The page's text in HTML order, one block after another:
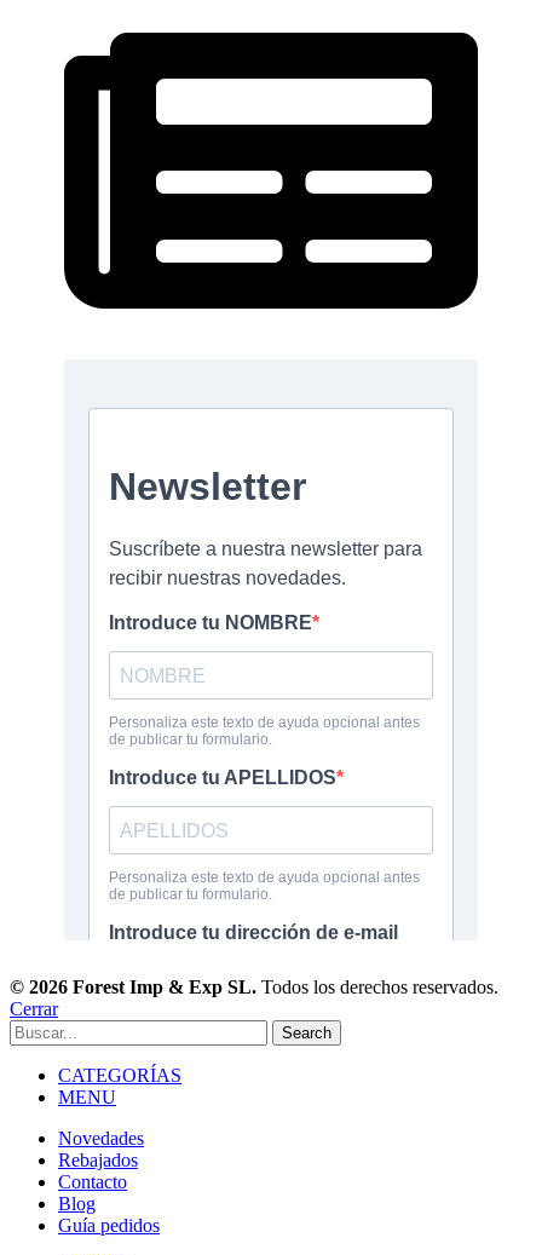
© 2026 Forest Imp & Exp SL. Todos los derechos reservados.
Cerrar
Search
CATEGORÍAS
MENU
Novedades
Rebajados
Contacto
Blog
Guía pedidos